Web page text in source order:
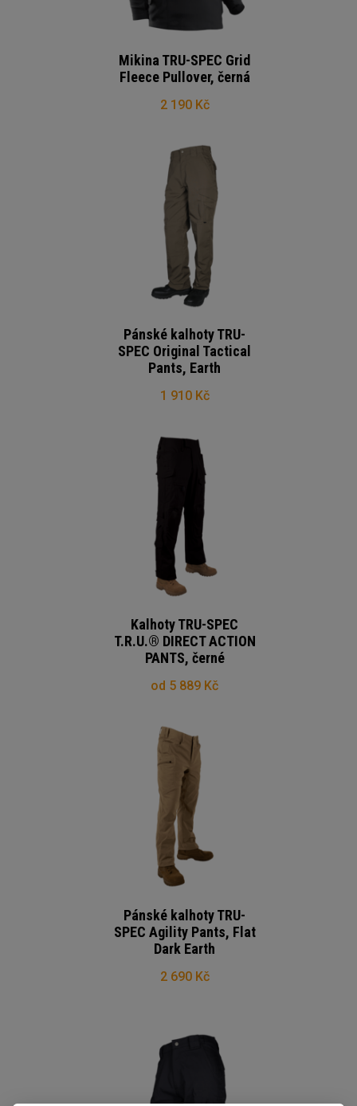
Mikina TRU-SPEC Grid
Fleece Pullover, černá
2 190 Kč
Pánské kalhoty TRU-
SPEC Original Tactical
Pants, Earth
1 910 Kč
Kalhoty TRU-SPEC
T.R.U.® DIRECT ACTION
PANTS, černé
od 5 889 Kč
Pánské kalhoty TRU-
SPEC Agility Pants, Flat
Dark Earth
2 690 Kč